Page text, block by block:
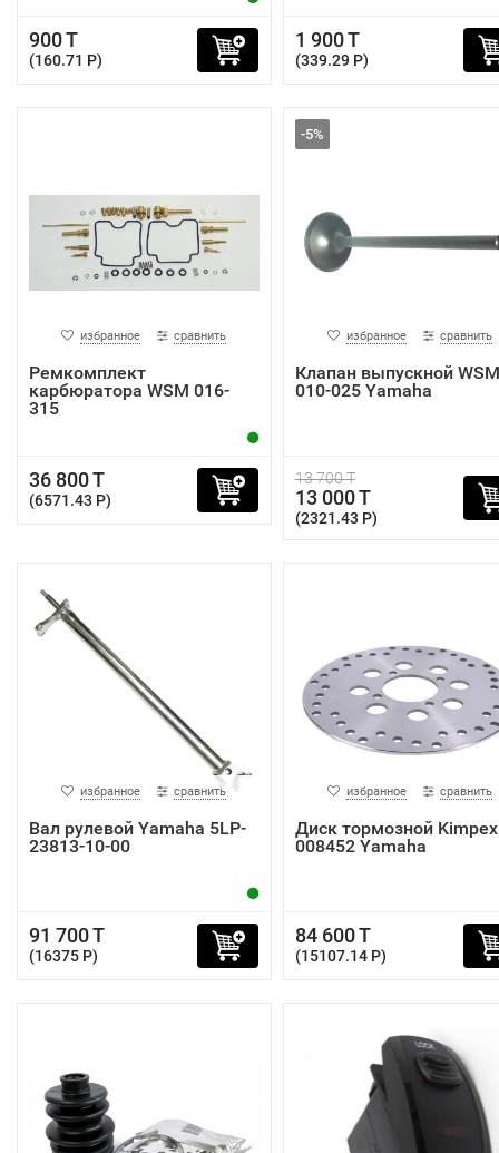
900 T
(160.71 P)
1 900 T
(339.29 P)
избранное сравнить
Ремкомплект
карбюратора WSM 016-
315
36 800 T
(6571.43 P)
-5%
избранное сравнить
Клапан выпускной WSM
010-025 Yamaha
13 700 T
13 000 T
(2321.43 P)
избранное сравнить
Вал рулевой Yamaha 5LP-
23813-10-00
91 700 T
(16375 P)
избранное сравнить
Диск тормозной Kimpex
008452 Yamaha
84 600 T
(15107.14 P)